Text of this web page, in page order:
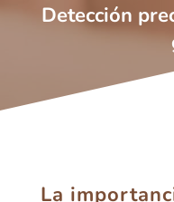
Detección
La